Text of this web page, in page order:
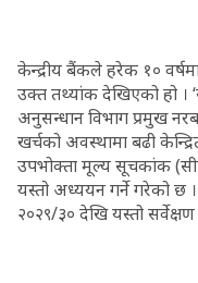
केन्द्रीय बैंकले हरेक १०
उक्त तथ्यांक देखिएको हो ।
अनुसन्धान विभाग प्रमुख
खर्चको अवस्थामा बढी
उपभोक्ता मूल्य सूचकांक
यस्तो अध्ययन गर्ने गरेको छ
२०२९/३० देखि यस्तो सर्वेक्षण